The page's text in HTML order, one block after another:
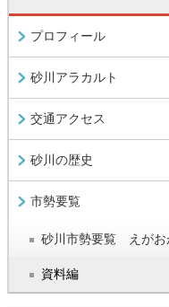
プロフィール
砂川アラカルト
交通アクセス
砂川の歴史
市勢要覧
砂川市勢要覧 えがお
資料編